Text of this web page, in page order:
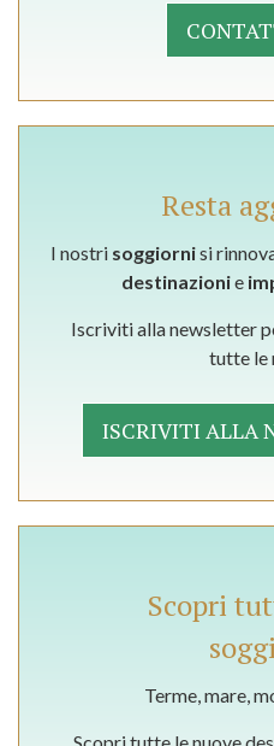
Resta
I nostri soggiornisi
destinazionie
Iscriviti alla newsletter
tutte le
ISCRIVITI ALLA
Scopri
Terme, mare,